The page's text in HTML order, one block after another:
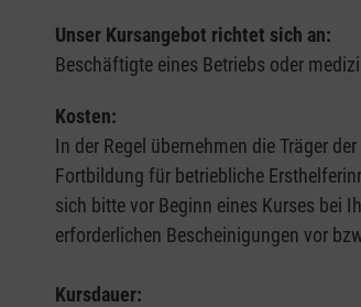
Unser Kursangebot richtet sich an:
Beschäftigte eines Betriebs oder
Kosten:
In der Regel übernehmen die Träger
Fortbildung für betriebliche
sich bitte vor Beginn eines Kurses bei
erforderlichen Bescheinigungen vor
Kursdauer: